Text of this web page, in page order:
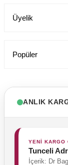
Üyelik
Popüler
ANLIK
YENİ KARGO
Tunceli
İçerik: Dr